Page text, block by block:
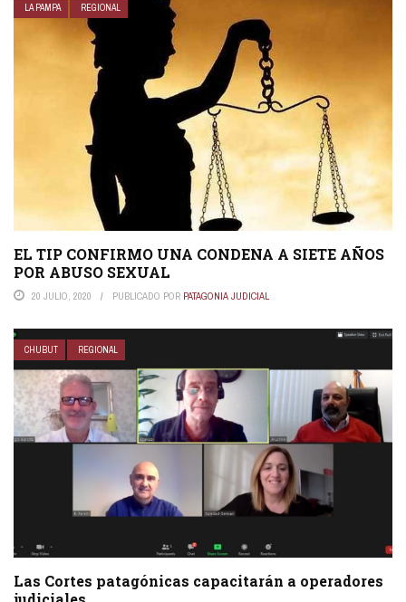
LA PAMPA REGIONAL
EL TIP CONFIRMO UNA CONDENA A SIETE AÑOS
POR ABUSO SEXUAL
20 JULIO, 2020 PUBLICADO POR PATAGONIA JUDICIAL
CHUBUT REGIONAL
Las Cortes patagónicas capacitarán a operadores